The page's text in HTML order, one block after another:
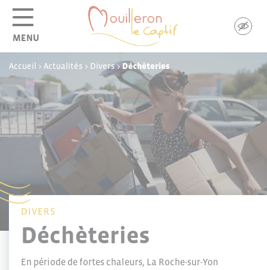
MENU
Accueil > Actualités > Divers>Déchèteries
DIVERS
Déchèteries
En période de fortes chaleurs, La Roche-sur-Yon
Panneau de gestion des cookies